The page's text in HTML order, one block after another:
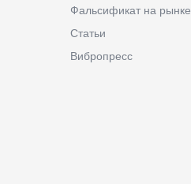
Фальсификат на рынке
Статьи
Вибропресс